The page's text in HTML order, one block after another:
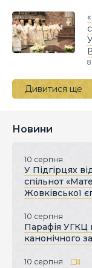
Дивитися ще
Новини
10 серпня
У Підгірцях
спільнот
Жовківської
10 серпня
Парафія УГКЦ
канонічного
10 серпня